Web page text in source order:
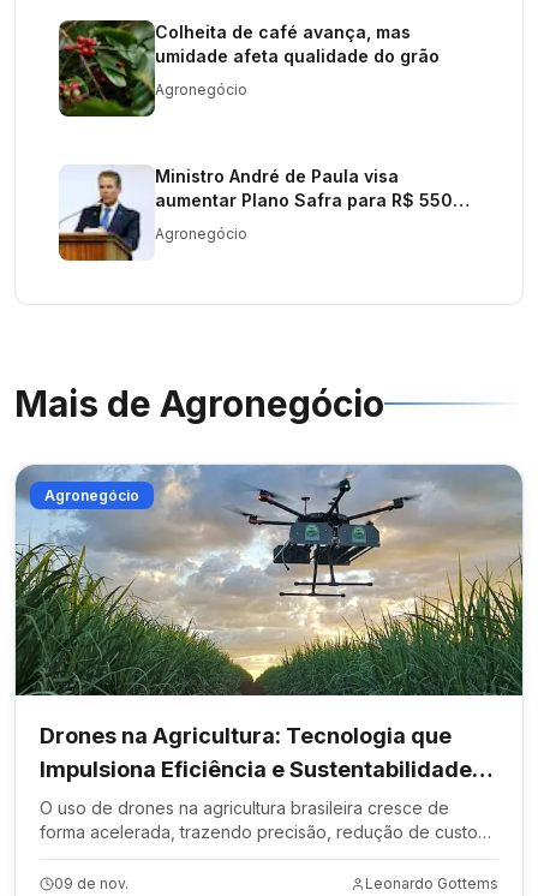
Colheita de café avança, mas
umidade afeta qualidade do grão
Agronegócio
Ministro André de Paula visa
aumentar Plano Safra para R$ 550
bilhões
Agronegócio
Mais de Agronegócio
Agronegócio
Drones na Agricultura: Tecnologia que
Impulsiona Eficiência e Sustentabilidade
no Campo
O uso de drones na agricultura brasileira cresce de
forma acelerada, trazendo precisão, redução de custos
e menor impacto ambiental para os produtores rurais.
09 de nov. Leonardo Gottems